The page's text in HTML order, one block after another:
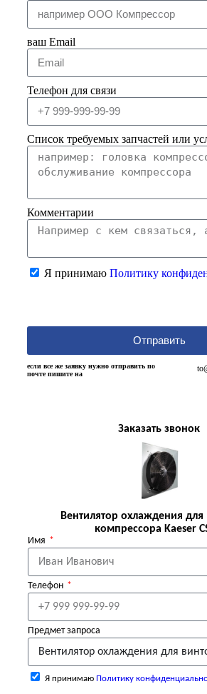
ваш Email
Телефон для связи
Список требуемых запчастей или
Комментарии
Я принимаю Политику
Отправить
если все же заявку нужно отправить по
почте пишите на
Заказать звонок
Вентилятор охлаждения для
компрессора Kaeser
Имя
Телефон
Предмет запроса
Я принимаю Политику